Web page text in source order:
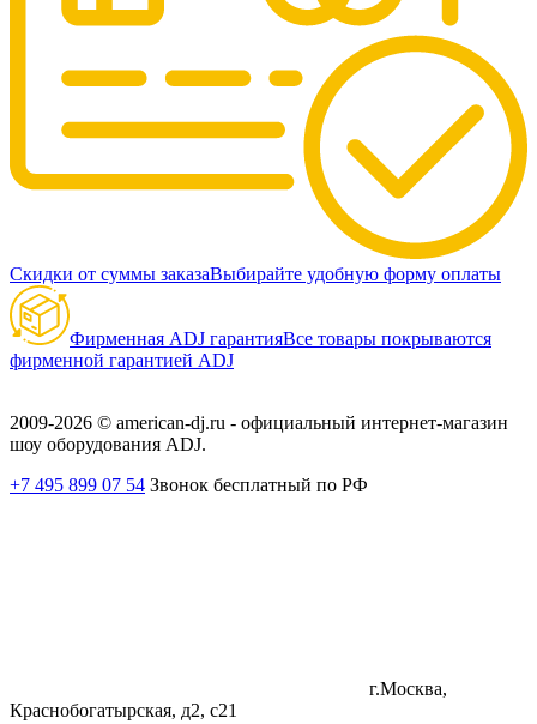
Скидки от суммы заказаВыбирайте удобную форму оплаты
Фирменная ADJ гарантияВсе товары покрываются
фирменной гарантией ADJ
2009-2026 © american-dj.ru - официальный интернет-магазин
шоу оборудования ADJ.
+7 495 899 07 54 Звонок бесплатный по РФ
г.Москва,
Краснобогатырская, д2, с21